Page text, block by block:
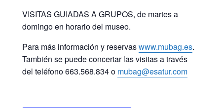
VISITAS GUIADAS A GRUPOS, de martes a
domingo en horario del museo.
Para más información y reservaswww.mubag.es.
También se puede concertar las visitas a través
del teléfono 663.568.834 o mubag@esatur.com